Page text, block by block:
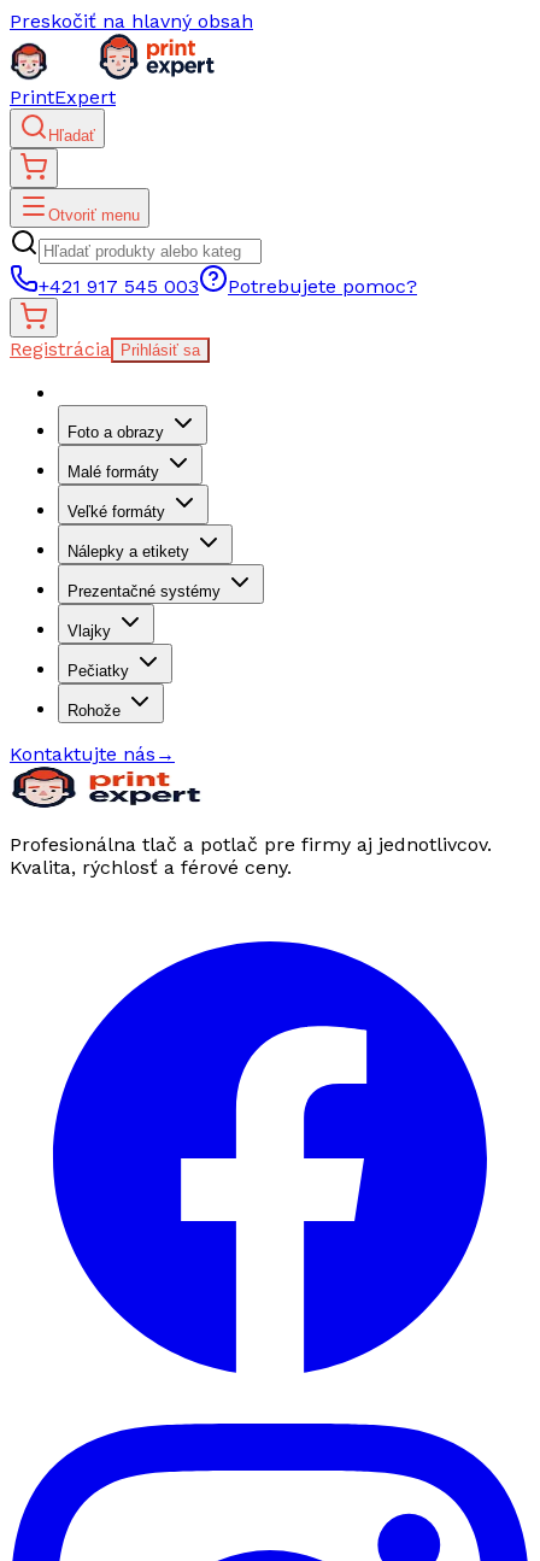
Preskočiť na hlavný obsah
PrintExpert
Hľadať
Otvoriť menu
+421 917 545 003 Potrebujete pomoc?
Registrácia Prihlásiť sa
Foto a obrazy
Malé formáty
Veľké formáty
Nálepky a etikety
Prezentačné systémy
Vlajky
Pečiatky
Rohože
Kontaktujte nás →
Profesionálna tlač a potlač pre firmy aj jednotlivcov.
Kvalita, rýchlosť a férové ceny.